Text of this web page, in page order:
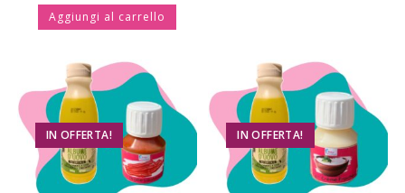
Aggiungi al carrello
IN OFFERTA! IN OFFERTA!